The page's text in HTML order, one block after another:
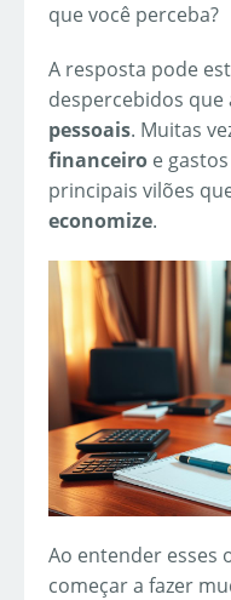
que você perceba?
A resposta pode
despercebidos que
pessoais. Muitas
financeiro e
principais vilões
economize.
Ao entender esses
começar a fazer